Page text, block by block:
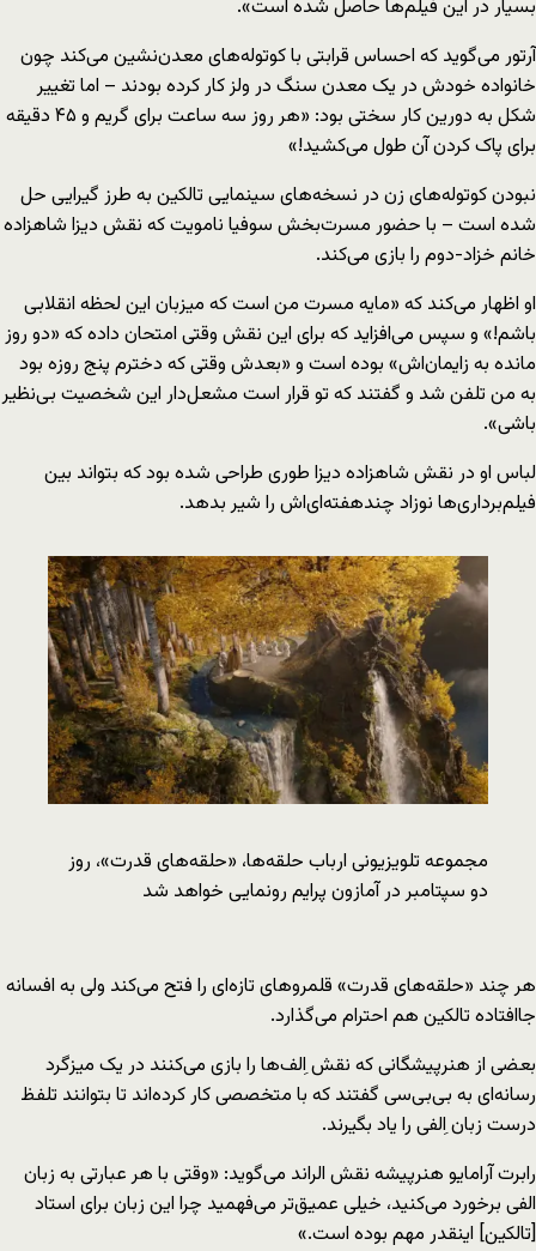
بسیار در این فیلم‌ها حاصل شده است».
آرتور می‌گوید که احساس قرابتی با کوتوله‌های معدن‌نشین می‌کند چون
خانواده خودش در یک معدن ‌سنگ در ولز کار کرده بودند – اما تغییر
شکل به دورین کار سختی بود: «هر روز سه ساعت برای گریم و ۴۵ دقیقه
برای پاک کردن آن طول می‌کشید!»
نبودن کوتوله‌های زن در نسخه‌های سینمایی تالکین به طرز گیرایی حل
شده است – با حضور مسرت‌بخش سوفیا نامویت که نقش دیزا شاهزاده
خانم خزاد-دوم را بازی می‌کند.
او اظهار می‌کند که «مایه مسرت من است که میزبان این لحظه انقلابی
باشم!» و سپس می‌افزاید که برای این نقش وقتی امتحان داده که «دو روز
مانده به زایمان‌اش» بوده است و «بعدش وقتی که دخترم پنج روزه بود
به من تلفن شد و گفتند که تو قرار است مشعل‌دار این شخصیت بی‌نظیر
باشی».
لباس او در نقش شاهزاده دیزا طوری طراحی شده بود که بتواند بین
فیلم‌برداری‌ها نوزاد چندهفته‌ای‌اش را شیر بدهد.
مجموعه تلویزیونی ارباب حلقه‌ها، «حلقه‌های قدرت»، روز
دو سپتامبر در آمازون پرایم رونمایی خواهد شد
هر چند «حلقه‌های قدرت» قلمروهای تازه‌ای را فتح می‌کند ولی به افسانه
جاافتاده تالکین هم احترام می‌گذارد.
بعضی از هنرپیشگانی که نقش اِلف‌ها را بازی می‌کنند در یک میزگرد
رسانه‌ای به بی‌بی‌سی گفتند که با متخصصی کار کرده‌اند تا بتوانند تلفظ
درست زبان اِلفی را یاد بگیرند.
رابرت آرامایو هنرپیشه نقش الراند می‌گوید: «وقتی با هر عبارتی به زبان
الفی برخورد می‌کنید، خیلی عمیق‌تر می‌فهمید چرا این زبان برای استاد
[تالکین] اینقدر مهم بوده است.»